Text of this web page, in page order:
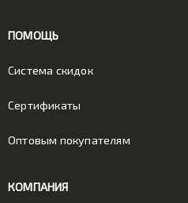
ПОМОЩЬ
Система скидок
Сертификаты
Оптовым покупателям
КОМПАНИЯ